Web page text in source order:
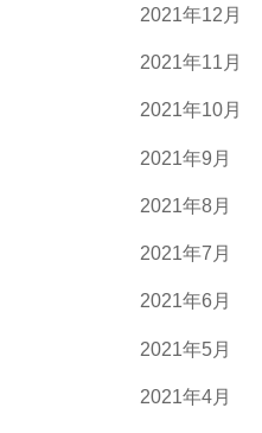
2021年12月
2021年11月
2021年10月
2021年9月
2021年8月
2021年7月
2021年6月
2021年5月
2021年4月